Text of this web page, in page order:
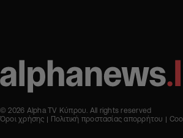
© 2026 Alpha TV Κύπρου. All rights reserved
Όροι χρήσης
Πολιτική προστασίας απορρήτου